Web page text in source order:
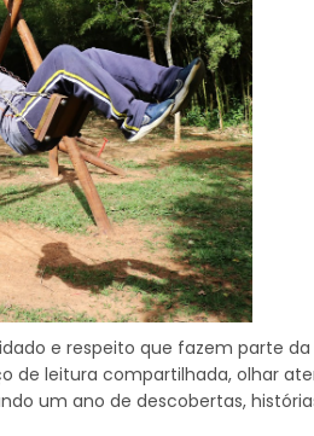
e respeito que fazem parte
de leitura compartilhada, olhar
um ano de descobertas,